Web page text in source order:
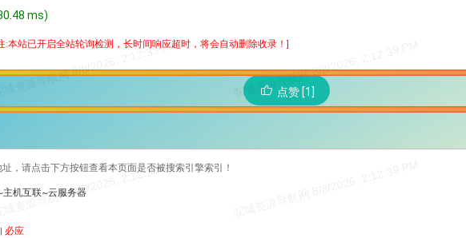
ms)
:本站已开启全站轮询检测，长时间响应超时，将会自动删除收录！]
点赞 [1]
，请点击下方按钮查看本页面是否被搜索引擎索引！
主机互联~云服务器
| 必应